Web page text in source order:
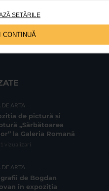
SETĂRILE
CONTINUĂ
DE ARTA
de pictură și
„Sărbătoarea
la Galeria Romană
vizualizari
DE ARTA
de Bogdan
în expoziția